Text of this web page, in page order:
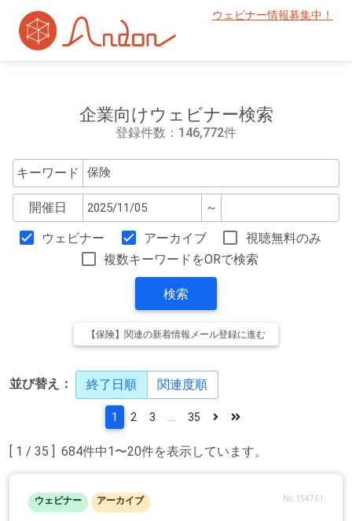
ウェビナー情報募集中！
企業向けウェビナー検索
登録件数：146,772件
キーワード
開催日 ～
ウェビナー アーカイブ
視聴無料のみ
複数キーワードをORで検索
検索
【保険】関連の新着情報メール登録に進む
並び替え： 終了日順 関連度順
[ 1 / 35 ] 684件中1〜20件を表示しています。
1 2 3 35
ウェビナー アーカイブ No.154761